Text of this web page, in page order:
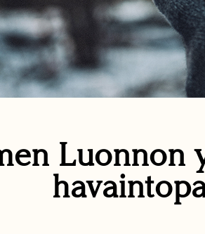
Luonnon